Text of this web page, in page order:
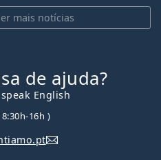
mais notícias
de ajuda?
English
8:30h-16h )